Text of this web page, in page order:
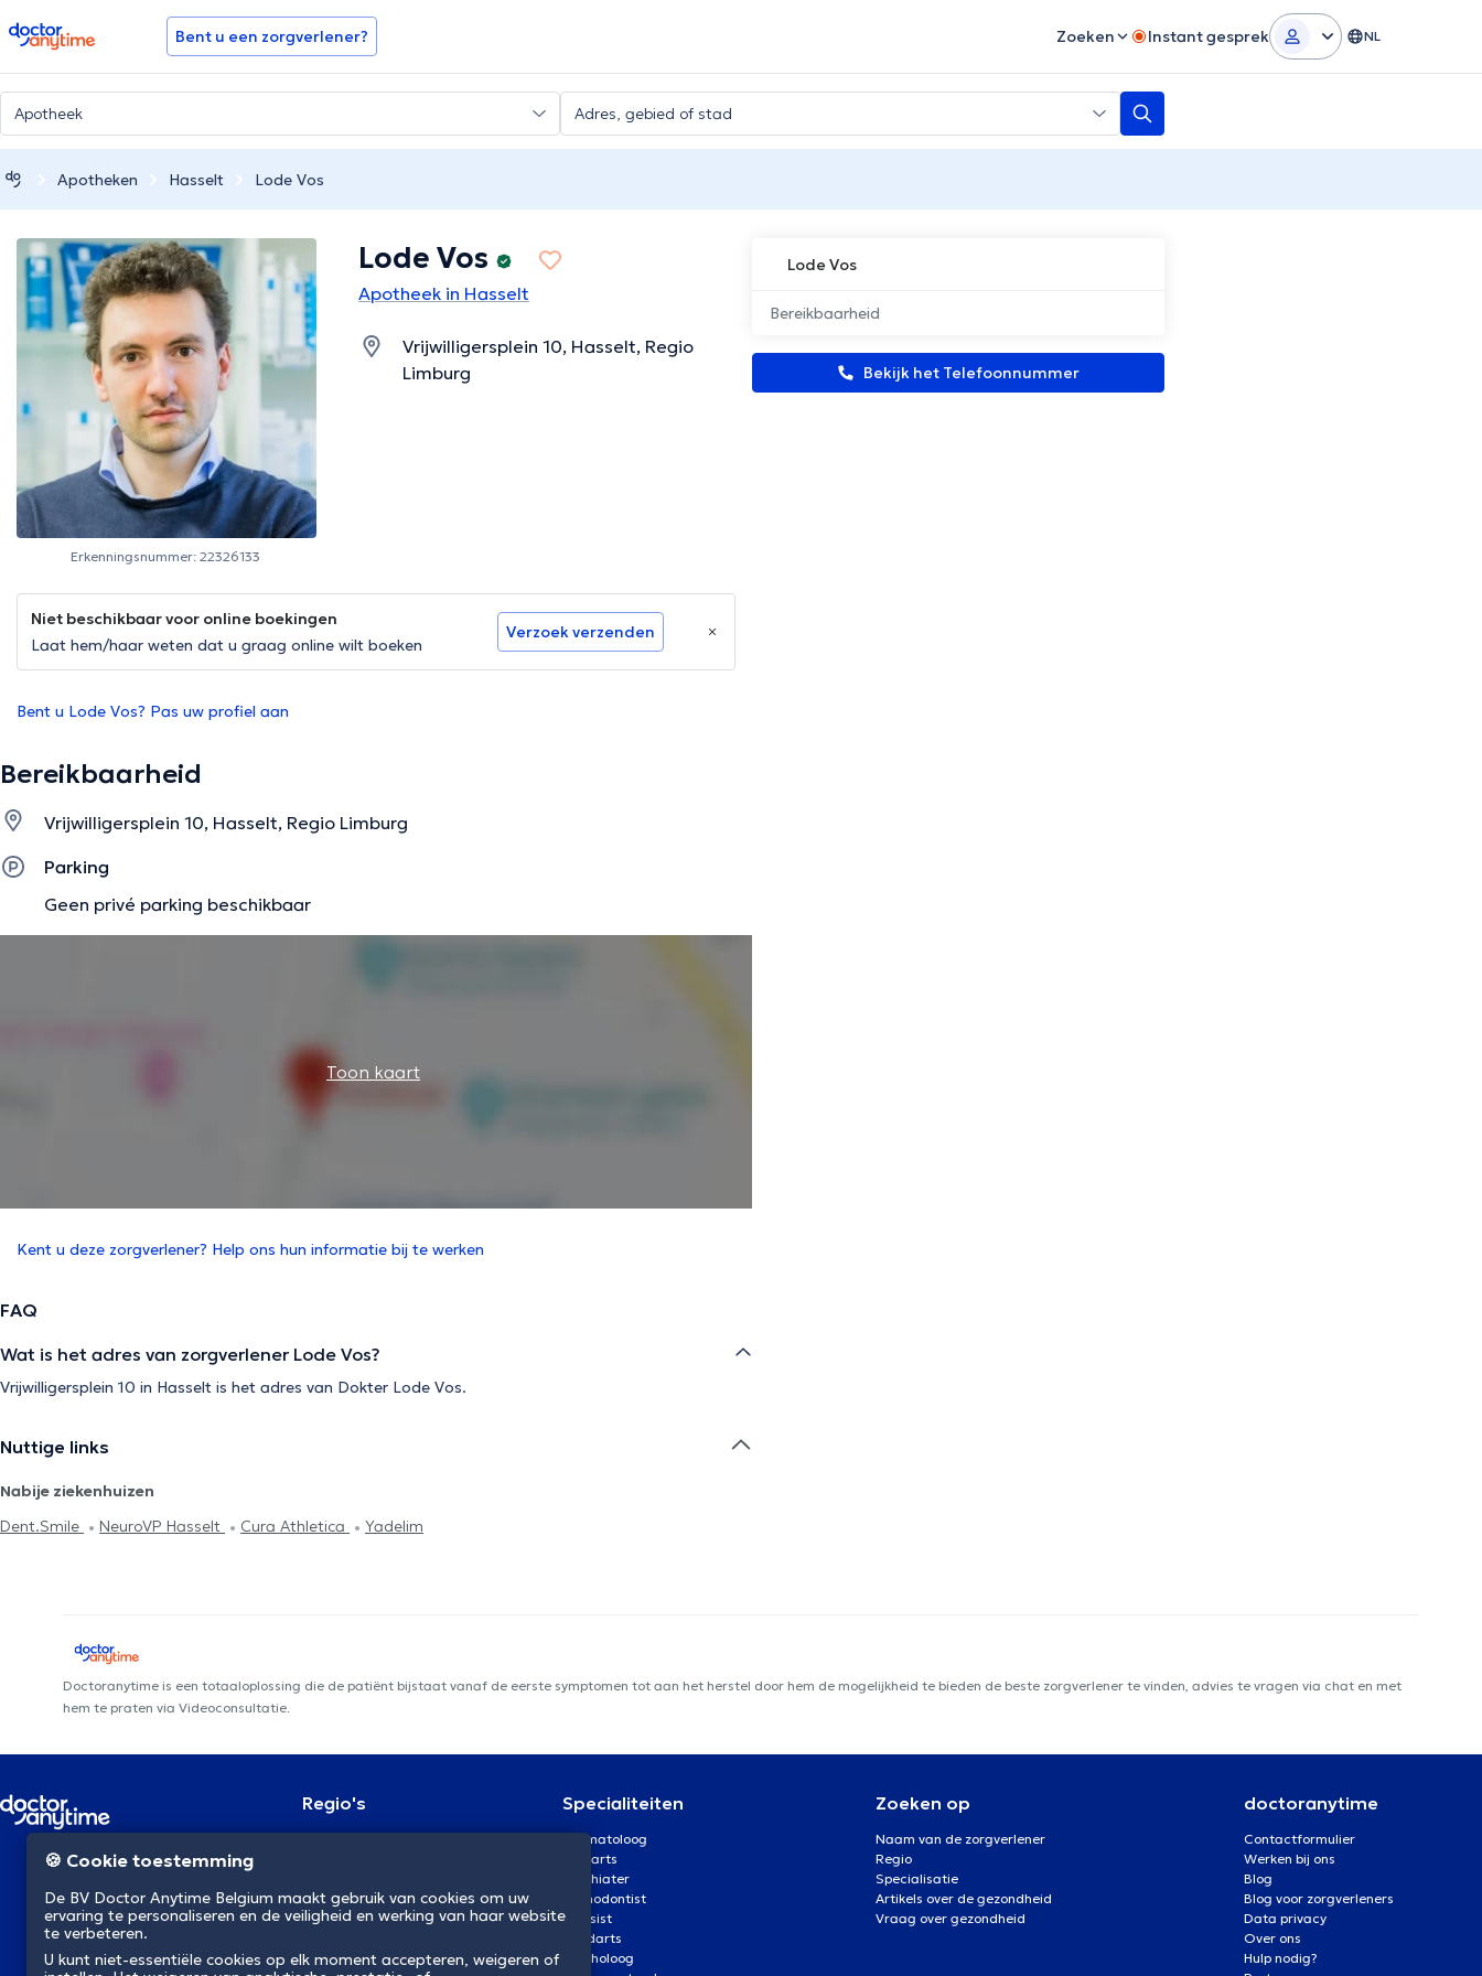
doctoranytime Bent u een zorgverlener? Zoeken Instant gesprek NL
Apotheken Hasselt Lode Vos
Lode Vos
Bereikbaarheid
Bekijk het Telefoonnummer
Erkenningsnummer: 22326133
Lode Vos
Apotheek in Hasselt
Vrijwilligersplein 10, Hasselt, Regio
Limburg
Niet beschikbaar voor online boekingen
Laat hem/haar weten dat u graag online wilt boeken
Verzoek verzenden
Bent u Lode Vos? Pas uw profiel aan
Bereikbaarheid
Vrijwilligersplein 10, Hasselt, Regio Limburg
Parking
Geen privé parking beschikbaar
Toon kaart
Kent u deze zorgverlener? Help ons hun informatie bij te werken
FAQ
Wat is het adres van zorgverlener Lode Vos?
Vrijwilligersplein 10 in Hasselt is het adres van Dokter Lode Vos.
Nuttige links
Nabije ziekenhuizen
Dent.Smile
NeuroVP Hasselt Cura Athletica Yadelim
Doctoranytime is een totaaloplossing die de patiënt bijstaat vanaf de eerste symptomen tot aan het herstel door hem de mogelijkheid te bieden de beste zorgverlener te vinden, advies te vragen via chat en met
hem te praten via Videoconsultatie.
NL
Regio's
Charleroi
Luik
Namen
Specialiteiten
Dermatoloog
Oogarts
Psychiater
Orthodontist
Kinesist
Tandarts
Psycholoog
Zoeken op
Naam van de zorgverlener
Regio
Specialisatie
Artikels over de gezondheid
Vraag over gezondheid
doctoranytime
Contactformulier
Werken bij ons
Blog
Blog voor zorgverleners
Data privacy
Over ons
Hulp nodig?
🍪 Cookie toestemming
De BV Doctor Anytime Belgium maakt gebruik van cookies om uw
ervaring te personaliseren en de veiligheid en werking van haar website
te verbeteren.
U kunt niet-essentiële cookies op elk moment accepteren, weigeren of